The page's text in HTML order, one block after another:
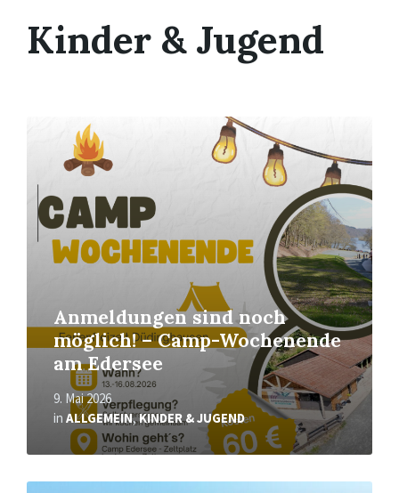
Kinder & Jugend
Anmeldungen sind noch
möglich! – Camp-Wochenende
am Edersee
9. Mai 2026
in ALLGEMEIN,KINDER & JUGEND
erfahren
Mehr